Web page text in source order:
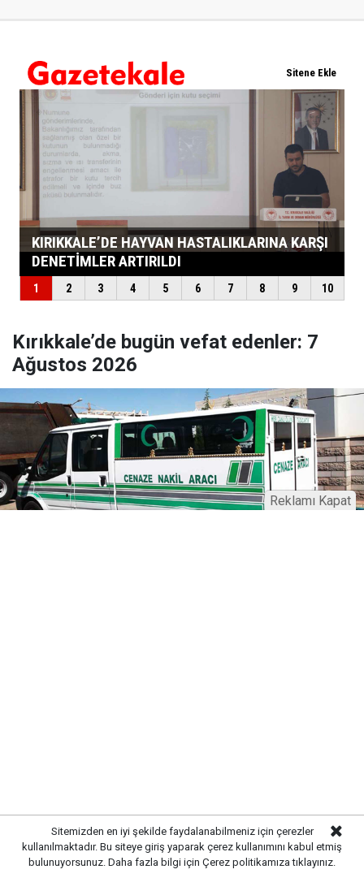
Kırıkkale’de bugün vefat edenler: 7
Ağustos 2026
Sitemizden en iyi şekilde faydalanabilmeniz için çerezler
kullanılmaktadır. Bu siteye giriş yaparak çerez kullanımını kabul etmiş
bulunuyorsunuz. Daha fazla bilgi için Çerez politikamıza tıklayınız.
Reklamı Kapat